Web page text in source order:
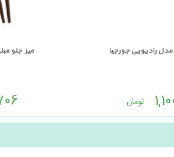
رادیویی جورجیا
تومان
میز جلو